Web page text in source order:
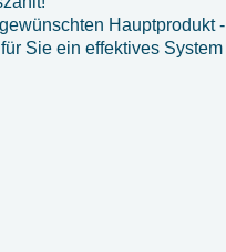
Hauptprodukt -
Sie ein effektives System